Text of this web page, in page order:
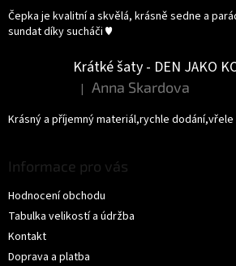
Čepka je kvalitní a skvělá, krásně sedne a
sundat díky sucháči ♥️
Krátké šaty - DEN JAKO
Hodnocení produktu je 5 z 5
| Anna Skardova
Krásný a příjemný materiál,rychle
Informace pro vás
Hodnocení obchodu
Tabulka velikostí a údržba
Kontakt
Doprava a platba